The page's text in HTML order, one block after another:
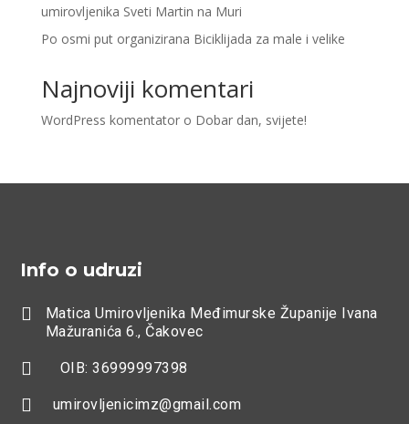
umirovljenika Sveti Martin na Muri
Po osmi put organizirana Biciklijada za male i velike
Najnoviji komentari
WordPress komentatoro Dobar dan, svijete!
Info o udruzi

Matica Umirovljenika Međimurske Županije Ivana
Mažuranića 6., Čakovec
 OIB: 36999997398
 umirovljenicimz@gmail.com